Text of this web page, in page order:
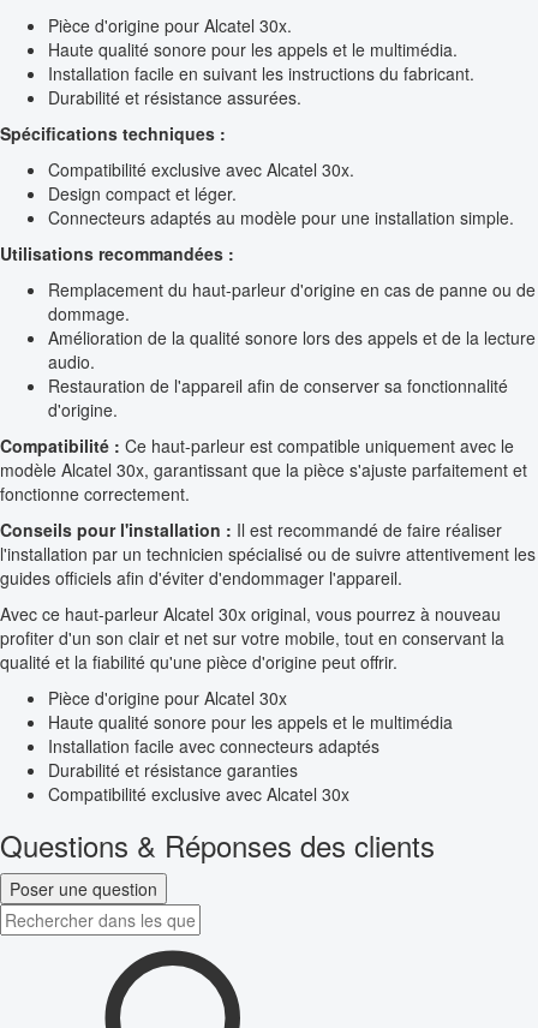
Pièce d'origine pour Alcatel 30x.
Haute qualité sonore pour les appels et le multimédia.
Installation facile en suivant les instructions du fabricant.
Durabilité et résistance assurées.
Spécifications techniques :
Compatibilité exclusive avec Alcatel 30x.
Design compact et léger.
Connecteurs adaptés au modèle pour une installation simple.
Utilisations recommandées :
Remplacement du haut-parleur d'origine en cas de panne ou de
dommage.
Amélioration de la qualité sonore lors des appels et de la lecture
audio.
Restauration de l'appareil afin de conserver sa fonctionnalité
d'origine.
Compatibilité : Ce haut-parleur est compatible uniquement avec le
modèle Alcatel 30x, garantissant que la pièce s'ajuste parfaitement et
fonctionne correctement.
Conseils pour l'installation : Il est recommandé de faire réaliser
l'installation par un technicien spécialisé ou de suivre attentivement les
guides officiels afin d'éviter d'endommager l'appareil.
Avec ce haut-parleur Alcatel 30x original, vous pourrez à nouveau
profiter d'un son clair et net sur votre mobile, tout en conservant la
qualité et la fiabilité qu'une pièce d'origine peut offrir.
Pièce d'origine pour Alcatel 30x
Haute qualité sonore pour les appels et le multimédia
Installation facile avec connecteurs adaptés
Durabilité et résistance garanties
Compatibilité exclusive avec Alcatel 30x
Questions & Réponses des clients
Poser une question